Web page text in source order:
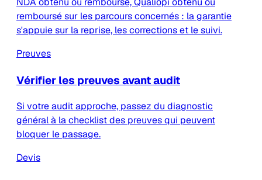
remboursé sur les parcours concernés : la garantie
s'appuie sur la reprise, les corrections et le suivi.
Preuves
Vérifier les preuves avant audit
Si votre audit approche, passez du diagnostic
général à la checklist des preuves qui peuvent
bloquer le passage.
Devis